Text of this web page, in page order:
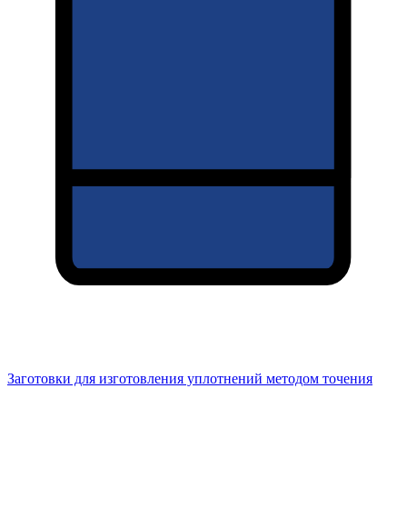
Заготовки для изготовления уплотнений методом точения